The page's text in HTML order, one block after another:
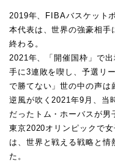
2019年、FIBAバスケット
本代表は、世界の強豪相手
終わる。
2021年、「開催国枠」で
手に3連敗を喫し、予選リ
で勝てない」世の中の声は
逆風が吹く2021年9月、当
だったトム・ホーバスが男
東京2020オリンピックで
は、世界と戦える戦略と
た。